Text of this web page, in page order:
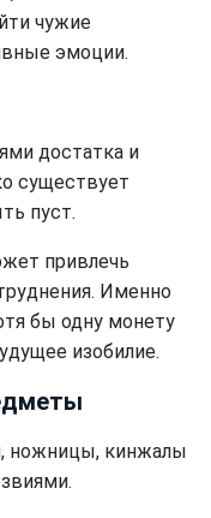
чужие
эмоции.
достатка и
существует
пуст.
привлечь
Именно
бы одну монету
изобилие.
ножницы, кинжалы